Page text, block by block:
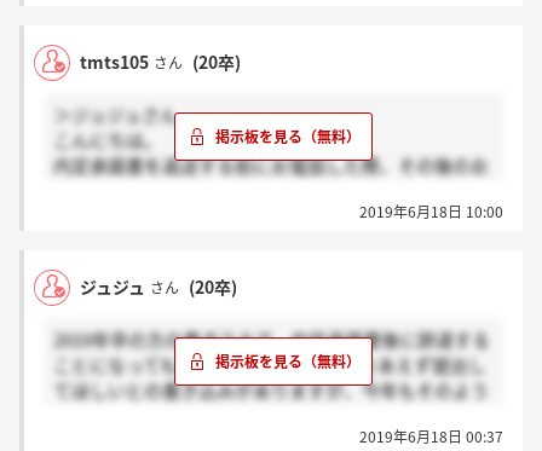
tmts105 さん (20卒)
＞ジュジュさん
こんにちは。
内定承諾書を返送する前にお電話した際、その後のお
提出書類は期限までに送ってほしいとのことでした。
2019年6月18日 10:00
ジュジュ さん (20卒)
2019年卒の方の書き込みで、内定承諾書後に辞退する
ことになっても怒ったりしないのでとりあえず提出し
てほしいとの書き込みがありますが、今年もそのよう
2019年6月18日 00:37